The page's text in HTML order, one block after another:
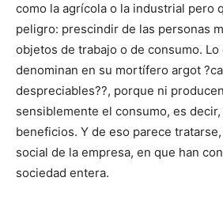
como la agrícola o la industrial pero
peligro: prescindir de las personas
objetos de trabajo o de consumo. Lo
denominan en su mortífero argot
despreciables??, porque ni
sensiblemente el consumo, es
beneficios. Y de eso parece
social de la empresa, en que han
sociedad entera.